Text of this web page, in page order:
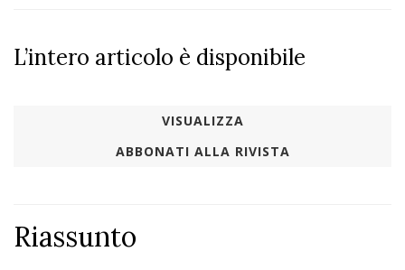
L’intero articolo è disponibile
VISUALIZZA
ABBONATI ALLA RIVISTA
Riassunto